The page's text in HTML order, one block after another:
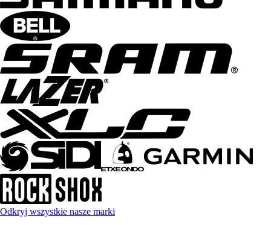
Odkryj wszystkie nasze marki